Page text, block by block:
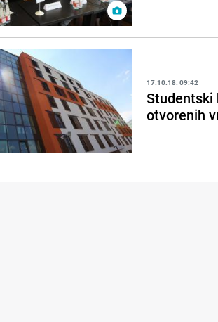
17.10.18. 09:42
Studentski
otvorenih